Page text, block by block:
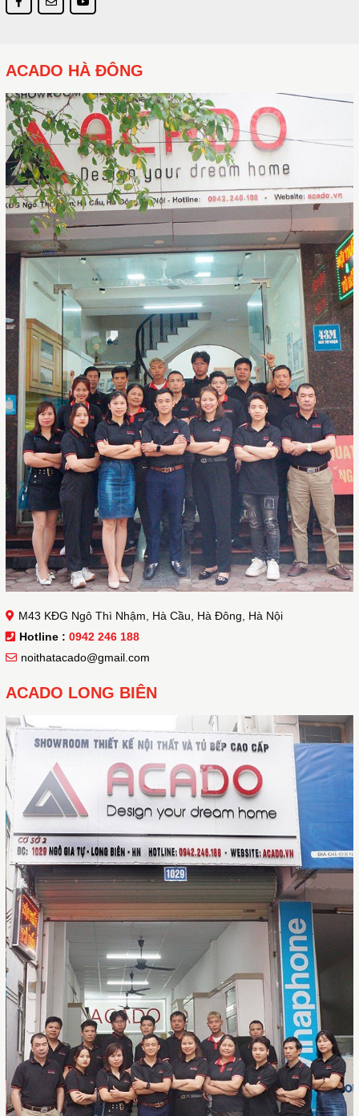
ACADO HÀ ĐÔNG
M43 KĐG Ngô Thì Nhậm, Hà Cầu, Hà Đông, Hà Nội
Hotline : 0942 246 188
noithatacado@gmail.com
ACADO LONG BIÊN